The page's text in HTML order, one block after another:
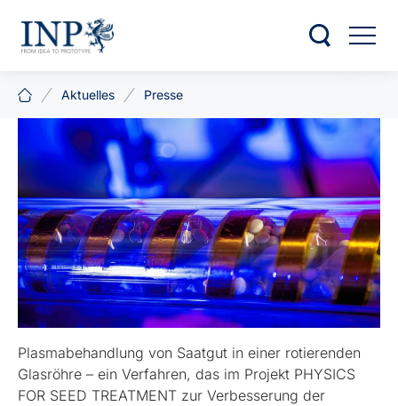
Aktuelles Presse
Plasmabehandlung von Saatgut in einer rotierenden
Glasröhre – ein Verfahren, das im Projekt PHYSICS
FOR SEED TREATMENT zur Verbesserung der